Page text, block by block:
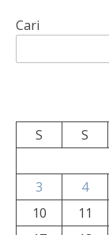
Cari
S
S
3
4
10
11